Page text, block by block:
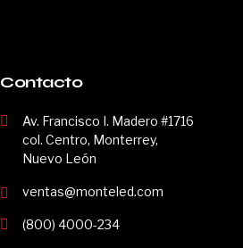
Contacto
Av. Francisco I. Madero #1716
col. Centro, Monterrey,
Nuevo León
ventas@monteled.com
(800) 4000-234